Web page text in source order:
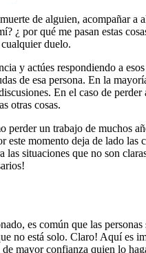
de alguien, acompañar a
¿ por qué me pasan estas
duelo.
y actúes respondiendo a
de esa persona. En la
En el caso de
otras cosas.
perder un trabajo de muchos
este momento deja de lado
las situaciones que no son
es común que las
no está solo. Claro! Aquí es
mayor confianza quien lo